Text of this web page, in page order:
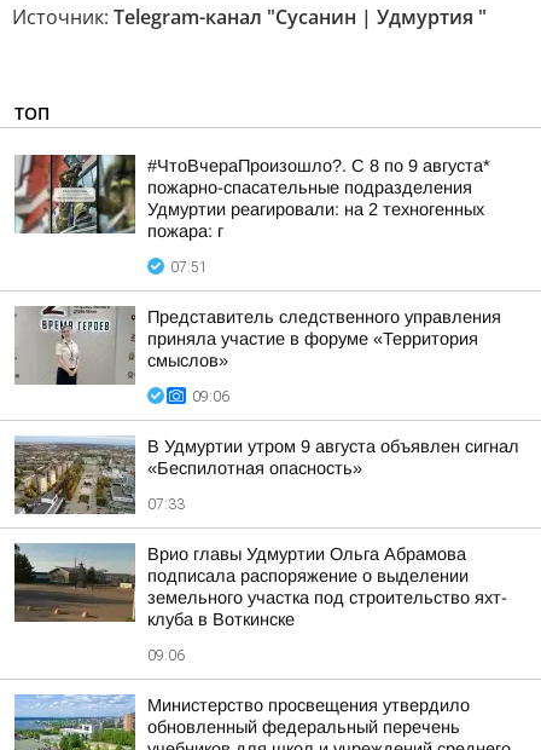
Источник: Telegram-канал "Сусанин | Удмуртия "
ТОП
#ЧтоВчераПроизошло?. С 8 по 9 августа*
пожарно-спасательные подразделения
Удмуртии реагировали: на 2 техногенных
пожара: г
07:51
Представитель следственного управления
приняла участие в форуме «Территория
смыслов»
09:06
В Удмуртии утром 9 августа объявлен сигнал
«Беспилотная опасность»
07:33
Врио главы Удмуртии Ольга Абрамова
подписала распоряжение о выделении
земельного участка под строительство яхт-
клуба в Воткинске
09:06
Министерство просвещения утвердило
обновленный федеральный перечень